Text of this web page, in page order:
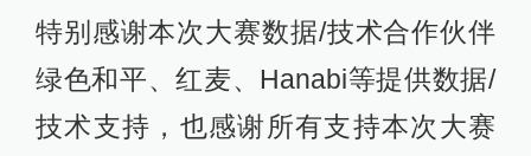
特别感谢本次大赛数据/技术合作伙伴
绿色和平、红麦、Hanabi等提供数据/
技术支持，也感谢所有支持本次大赛